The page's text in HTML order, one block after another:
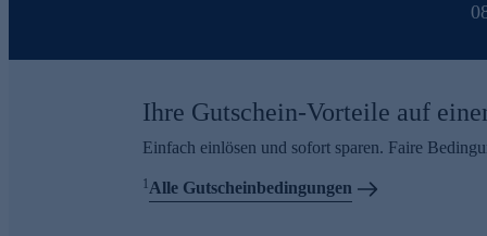
Ihre Gutschein-Vorteile auf
Einfach einlösen und sofort sparen. Faire
1Alle Gutscheinbedingungen